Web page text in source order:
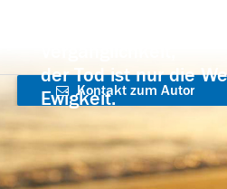
der Tod ist nur die
Ewigkeit.
Kontakt zum Autor
aufnehmen